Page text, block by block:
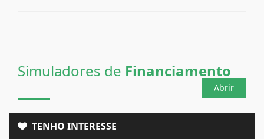
Simuladores de Financiamento
Abrir
TENHO INTERESSE